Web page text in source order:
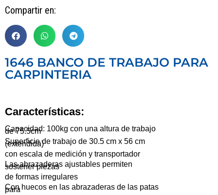
Compartir en:
1646 BANCO DE TRABAJO PARA
CARPINTERIA
Características:
Capacidad: 100kg con una altura de trabajo
de 75.5cm
Superficie de trabajo de 30.5 cm x 56 cm
(extendida)
con escala de medición y transportador
Las abrazaderas ajustables permiten
sostener piezas
de formas irregulares
Con huecos en las abrazaderas de las patas
para